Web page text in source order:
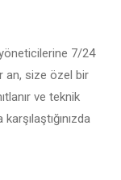
7/24
an, size özel bir
ve teknik